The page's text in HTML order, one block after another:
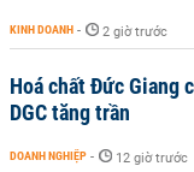
KINH DOANH - 2 giờ trước
Hoá chất Đức Giang
DGC tăng trần
DOANH NGHIỆP - 12 giờ trước